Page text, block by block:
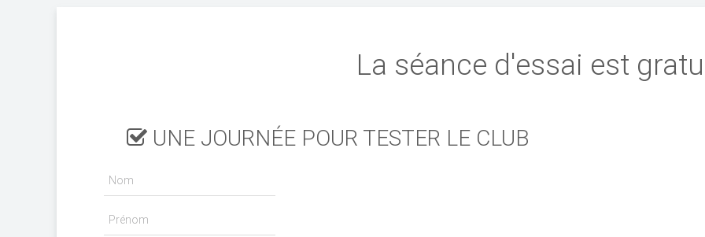
La séance d'essai est
UNE JOURNÉE POUR TESTER LE CLUB